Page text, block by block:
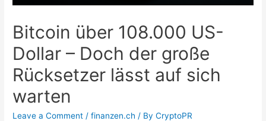
Bitcoin über 108.000 US-
Dollar – Doch der große
Rücksetzer lässt auf sich
warten
Leave a Comment /finanzen.ch / ByCryptoPR